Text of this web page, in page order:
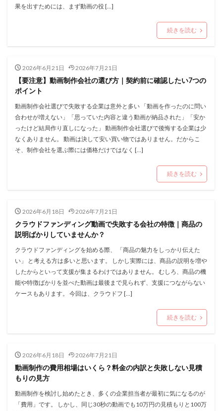
果を出すためには、まず動画の役 […]
続きを読む
2026年6月21日 2026年7月21日
【要注意】動画制作会社の選び方｜契約前に確認したい7つの
ポイント
動画制作会社選びで失敗する企業は意外と多い 「動画を作ったのに問い
合わせが増えない」「思っていた内容と違う動画が納品された」「安か
ったけど結局作り直しになった」 動画制作会社選びで後悔する企業は少
なくありません。 動画は決して安い買い物ではありません。だからこ
そ、制作会社を選ぶ際には価格だけではなく […]
続きを読む
2026年6月18日 2026年7月21日
クラウドファンディング動画で失敗する会社の特徴｜商品の
説明ばかりしていませんか？
クラウドファンディングを始める際、 「商品の魅力をしっかり伝えた
い」 と考える方は多いと思います。 しかし実際には、商品の説明を増や
したからといって支援が集まるわけではありません。 むしろ、商品の機
能や特徴ばかりを並べた動画は最後まで見られず、支援につながらない
ケースもあります。 今回は、クラウドフ […]
続きを読む
2026年6月18日 2026年7月21日
動画制作の費用相場はいくら？料金の内訳と失敗しない見積
もりの見方
動画制作を検討し始めたとき、多くの企業担当者が最初に気になるのが
「費用」です。 しかし、同じ30秒の動画でも10万円の見積もりと100万